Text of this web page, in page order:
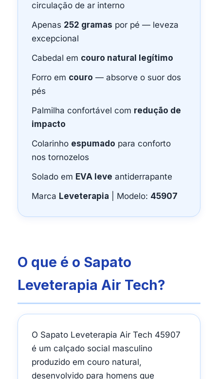
circulação de ar interno
Apenas 252 gramas por pé — leveza
excepcional
Cabedal em couro natural legítimo
Forro em couro — absorve o suor dos
pés
Palmilha confortável com redução de
impacto
Colarinho espumado para conforto
nos tornozelos
Solado em EVA leve antiderrapante
Marca Leveterapia | Modelo: 45907
O que é o Sapato
Leveterapia Air Tech?
O Sapato Leveterapia Air Tech 45907
é um calçado social masculino
produzido em couro natural,
desenvolvido para homens que